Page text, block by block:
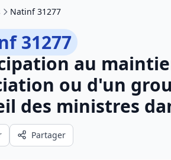
Natinf 31277
31277
au
ou d'un
des ministres
Partager